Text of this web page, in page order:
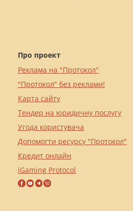
Про проект
Реклама на "Протокол"
"Протокол" без реклами!
Карта сайту
Тендер на юридичну послугу
Угода користувача
Допомогти ресурсу "Протокол"
Кредит онлайн
iGaming Protocol